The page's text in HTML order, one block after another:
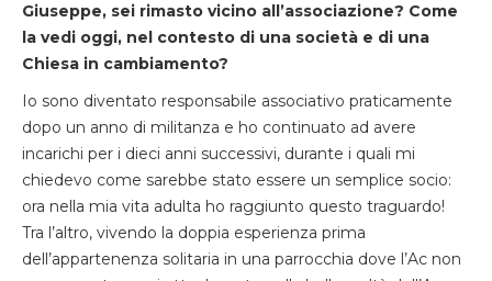
Giuseppe, sei rimasto vicino all’associazione? Come
la vedi oggi, nel contesto di una società e di una
Chiesa in cambiamento?
Io sono diventato responsabile associativo praticamente
dopo un anno di militanza e ho continuato ad avere
incarichi per i dieci anni successivi, durante i quali mi
chiedevo come sarebbe stato essere un semplice socio:
ora nella mia vita adulta ho raggiunto questo traguardo!
Tra l’altro, vivendo la doppia esperienza prima
dell’appartenenza solitaria in una parrocchia dove l’Ac non